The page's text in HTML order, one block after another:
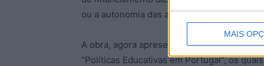
MAIS
ou a autonomia das academias.
A obra, agora apresentada, surge na
“Políticas Educativas em Portugal”, os